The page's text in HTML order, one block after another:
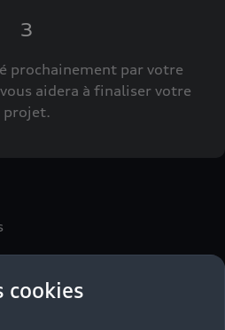
3
prochainement par votre
aidera à finaliser votre
projet.
vous permet d’acquérir un
cookies